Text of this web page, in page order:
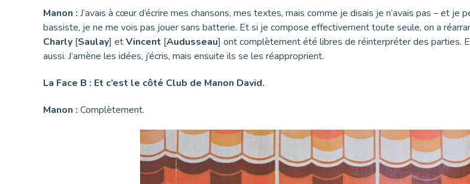
Manon : J’avais à cœur d’écrire mes chansons, mes textes, mais comme je disais je n’avais pas – et
bassiste, je ne me vois pas jouer sans batterie. Et si je compose effectivement toute seule, on a
Charly [Saulay] etVincent [Audusseau] ont complètement été libres de réinterpréter des parties.
aussi. J’amène les idées, j’écris, mais ensuite ils se les réapproprient.
La Face B : Et c’est le côté Club de Manon David.
Manon : Complètement.